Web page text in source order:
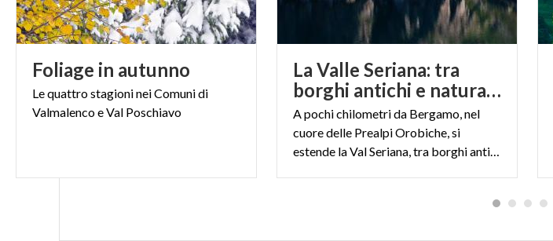
Foliage in autunno
LequattrostagionineiComunidi
ValmalencoeVal Poschiavo
La Valle Seriana: tra
borghi antichi e natura incontaminata
A pochi chilometri da Bergamo, nel
cuore delle Prealpi Orobiche, si
estende la Val Seriana, tra borghi antichi, estese pianure e alte vette dalle quali ammirare panorami mozzafiato.